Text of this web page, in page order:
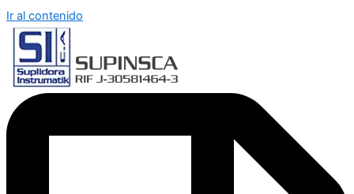
Ir al contenido